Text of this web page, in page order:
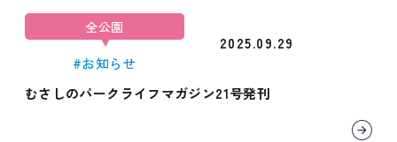
全公園
#お知らせ
2025.09.29
むさしのパークライフマガジン21号発刊